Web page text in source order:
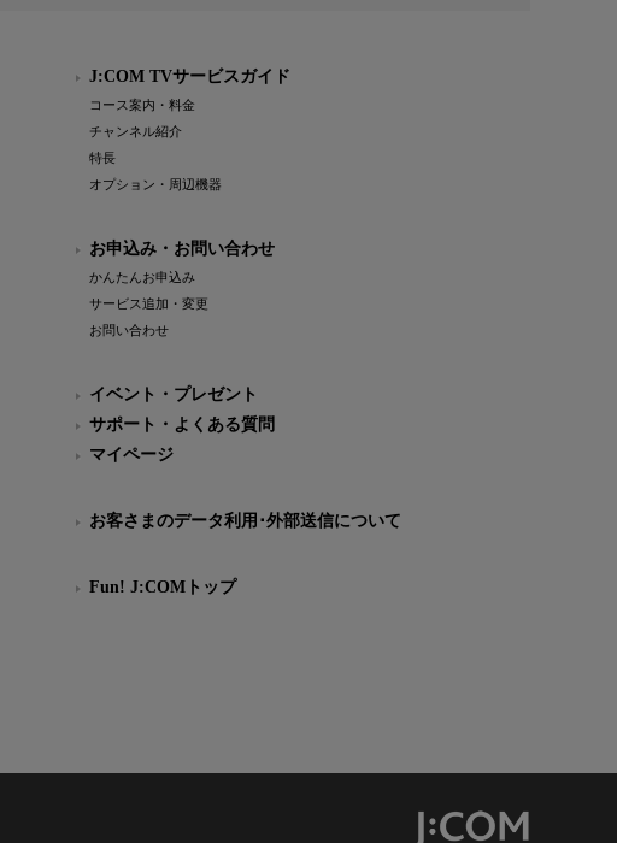
J:COM TVサービスガイド
コース案内・料金
チャンネル紹介
特長
オプション・周辺機器
お申込み・お問い合わせ
かんたんお申込み
サービス追加・変更
お問い合わせ
イベント・プレゼント
サポート・よくある質問
マイページ
お客さまのデータ利用･外部送信について
Fun! J:COMトップ